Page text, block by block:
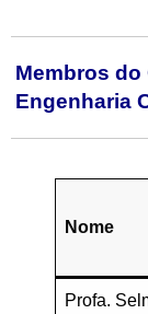
Membros
Engenharia
Nome
Profa.